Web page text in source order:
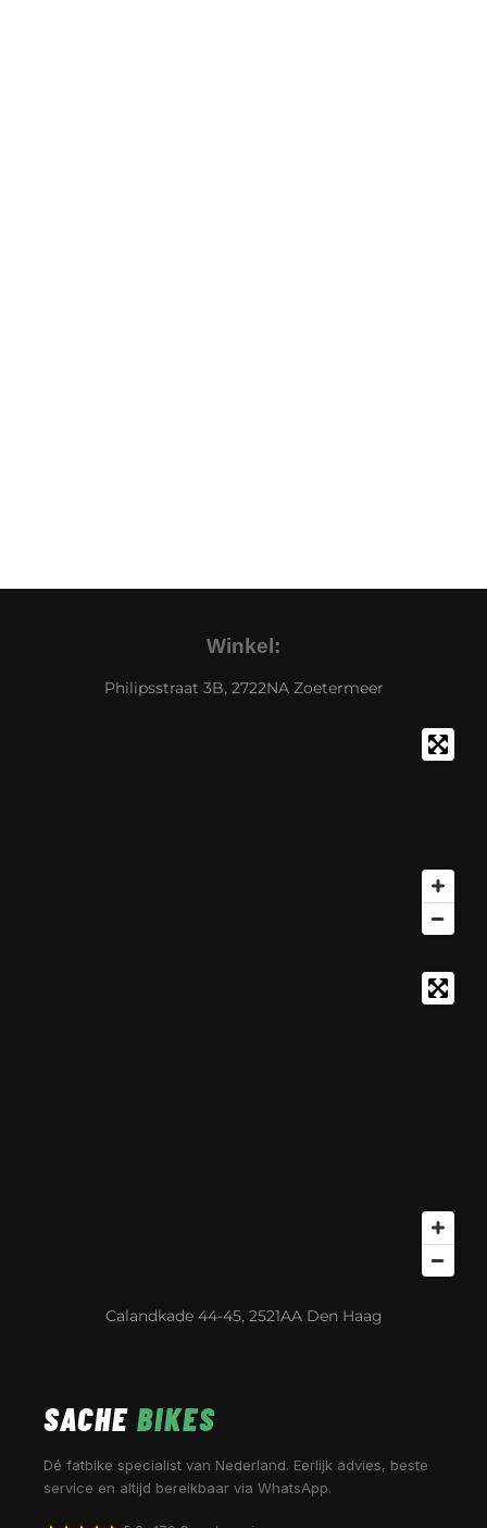
Winkel:
Philipsstraat 3B, 2722NA Zoetermeer
Calandkade 44-45, 2521AA Den Haag
SACHE BIKES
Dé fatbike specialist van Nederland. Eerlijk advies, beste
service en altijd bereikbaar via WhatsApp.